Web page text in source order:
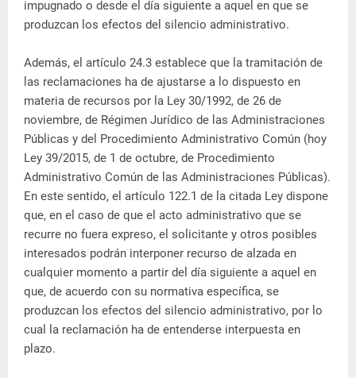
impugnado o desde el día siguiente a aquel en que se
produzcan los efectos del silencio administrativo.
Además, el artículo 24.3 establece que la tramitación de
las reclamaciones ha de ajustarse a lo dispuesto en
materia de recursos por la Ley 30/1992, de 26 de
noviembre, de Régimen Jurídico de las Administraciones
Públicas y del Procedimiento Administrativo Común (hoy
Ley 39/2015, de 1 de octubre, de Procedimiento
Administrativo Común de las Administraciones Públicas).
En este sentido, el artículo 122.1 de la citada Ley dispone
que, en el caso de que el acto administrativo que se
recurre no fuera expreso, el solicitante y otros posibles
interesados podrán interponer recurso de alzada en
cualquier momento a partir del día siguiente a aquel en
que, de acuerdo con su normativa específica, se
produzcan los efectos del silencio administrativo, por lo
cual la reclamación ha de entenderse interpuesta en
plazo.